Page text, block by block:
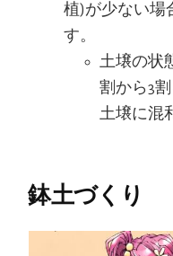
植)が少ない場
す。
土壌の状
割から3
土壌に混
鉢土づくり